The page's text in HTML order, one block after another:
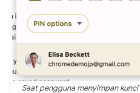
Saat pengguna menyimpan